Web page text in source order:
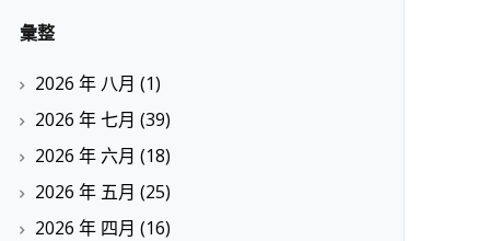
彙整
2026 年 八月 (1)
2026 年 七月 (39)
2026 年 六月 (18)
2026 年 五月 (25)
2026 年 四月 (16)